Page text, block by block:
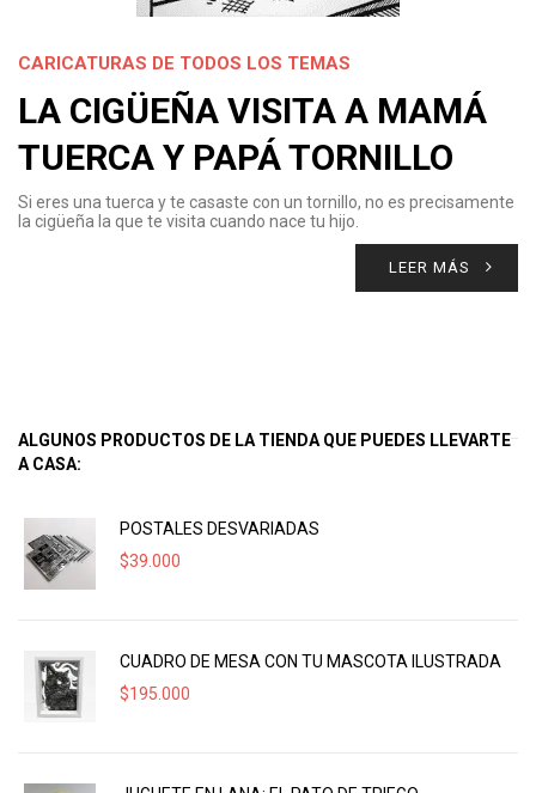
CARICATURAS DE TODOS LOS TEMAS
LA CIGÜEÑA VISITA A MAMÁ
TUERCA Y PAPÁ TORNILLO
Si eres una tuerca y te casaste con un tornillo, no es precisamente
la cigüeña la que te visita cuando nace tu hijo.
LEER MÁS
ALGUNOS PRODUCTOS DE LA TIENDA QUE PUEDES LLEVARTE
A CASA:
POSTALES DESVARIADAS
$39.000
CUADRO DE MESA CON TU MASCOTA ILUSTRADA
$195.000